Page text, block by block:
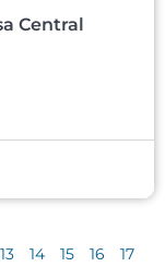
Central
13 14 15 16
17